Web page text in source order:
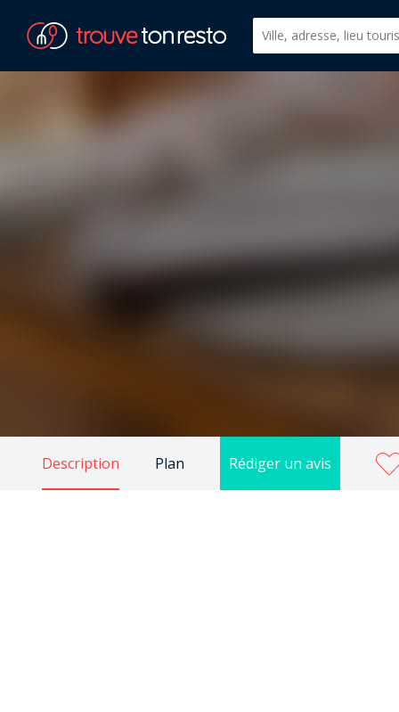
Description Plan Rédiger un avis